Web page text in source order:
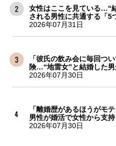
女性はここを見ている…“
される男性に共通する「5
2026年07月31日
「彼氏の飲み会に毎回つ
険…“地雷女”と結婚した
2026年07月30日
「離婚歴があるほうがモ
男性が婚活で女性から支
2026年07月30日